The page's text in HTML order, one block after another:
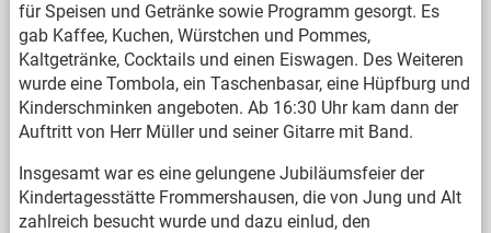
für Speisen und Getränke sowie Programm gesorgt. Es
gab Kaffee, Kuchen, Würstchen und Pommes,
Kaltgetränke, Cocktails und einen Eiswagen. Des Weiteren
wurde eine Tombola, ein Taschenbasar, eine Hüpfburg und
Kinderschminken angeboten. Ab 16:30 Uhr kam dann der
Auftritt von Herr Müller und seiner Gitarre mit Band.
Insgesamt war es eine gelungene Jubiläumsfeier der
Kindertagesstätte Frommershausen, die von Jung und Alt
zahlreich besucht wurde und dazu einlud, den